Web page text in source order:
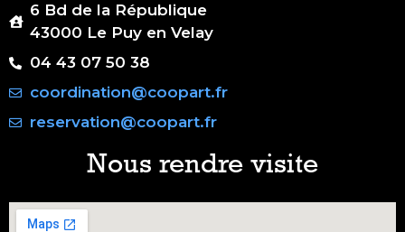
6 Bd de la République
43000 Le Puy en Velay
04 43 07 50 38
coordination@coopart.fr
reservation@coopart.fr
Nous rendre visite